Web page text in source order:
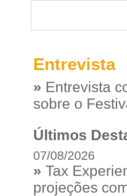
Entrevista
» Entrevista
sobre o
Últimos
07/08/2026
» Tax
projeções